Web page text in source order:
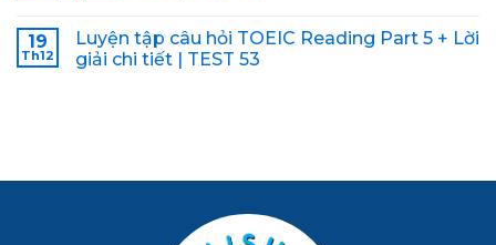
19
Th12
Luyện tập câu hỏi TOEIC Reading Part 5 + Lời
giải chi tiết | TEST 53